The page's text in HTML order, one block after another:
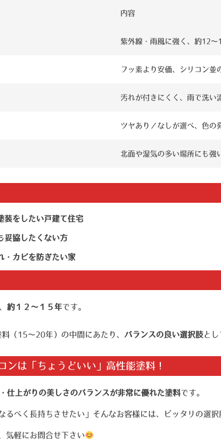
内容
紫外線・雨風に強く、約12
フッ素より安価、シリコン並
汚れが付きにくく、雨で洗い
ツヤあり／なしが選べ、色の
北面や湿気の多い場所にも強
装をしたい戸建て住宅
妥協したくない方
・カビを防ぎたい家
約１２～１５年です。
（15〜20年）の中間にあたり、 バランスの良い選択肢と
は「ちょうどいい」高性能塗料！
仕上がりの美しさのバランスが非常に優れた塗料です。
るべく長持ちさせたい」そんなお客様には、ピッタリの選択
気軽にお問合せ下さい